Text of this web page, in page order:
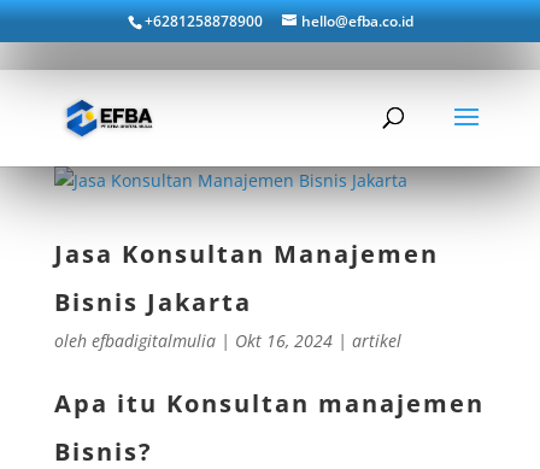
+6281258878900 hello@efba.co.id
Jasa Konsultan Manajemen
Bisnis Jakarta
oleh efbadigitalmulia| Okt 16, 2024| artikel
Apa itu Konsultan manajemen
Bisnis?